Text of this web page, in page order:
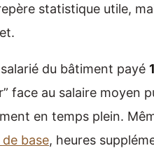
statistique utile,
du bâtiment payé
face au salaire moyen
en temps plein.
de base, heures